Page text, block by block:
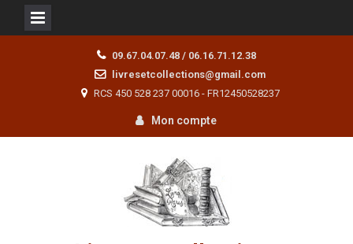
09.67.04.07.48 / 06.16.71.12.38
livresetcollections@gmail.com
RCS 450 528 237 00016 - FR12450528237
Mon compte